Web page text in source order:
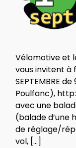
Vélomotive et
vous invitent à
SEPTEMBRE
Poulfanc),
avec une
(balade d’une
de réglage/
vol, […]